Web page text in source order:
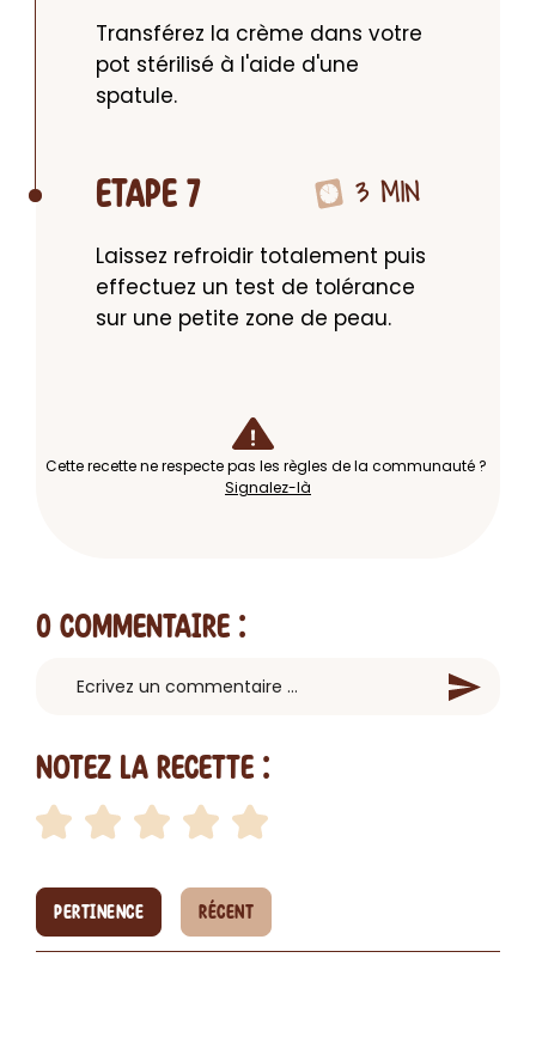
Transférez la crème dans votre
pot stérilisé à l'aide d'une
spatule.
ETAPE 7 3 MIN
Laissez refroidir totalement puis
effectuez un test de tolérance
sur une petite zone de peau.
Cette recette ne respecte pas les règles de la communauté ?
Signalez-là
0 Commentaire :
Notez la recette :
PERTINENCE RÉCENT